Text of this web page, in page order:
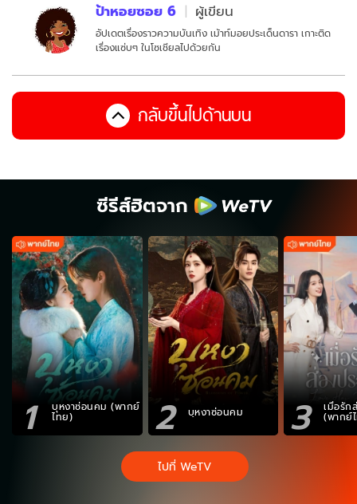
ป้าหอยซอย 6 ผู้เขียน
อัปเดตเรื่องราวความบันเทิง เม้าท์มอยประเด็นดารา เกาะติด
เรื่องแซ่บๆ ในโซเชียลไปด้วยกัน
กลับขึ้นไปด้านบน
ซีรีส์ฮิตจาก
1 บุหงาซ่อนคม (พากย์
ไทย) 2 บุหงาซ่อนคม 3 เมื่อรัก
(พากย์
ไปที่ WeTV